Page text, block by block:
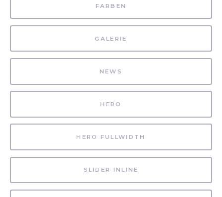
FARBEN
GALERIE
NEWS
HERO
HERO FULLWIDTH
SLIDER INLINE